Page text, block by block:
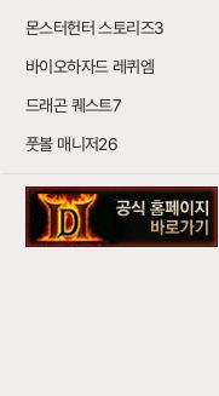
몬스터헌터 스토리즈3
바이오하자드 레퀴엠
드래곤 퀘스트7
풋볼 매니저26